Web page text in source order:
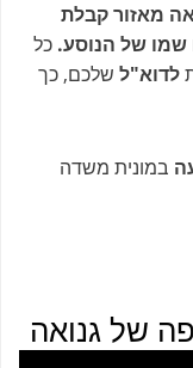
מאזור קבלת
של הנוסע. כל
לדוא"ל שלכם, כך
במונית משדה
של גנואה